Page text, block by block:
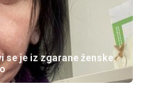
se je iz zgarane ženske